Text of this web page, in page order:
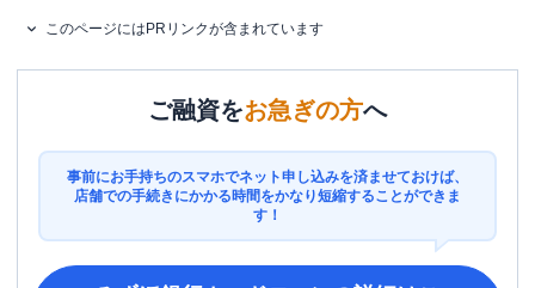
このページにはPRリンクが含まれています
ご融資をお急ぎの方へ
事前にお手持ちのスマホでネット申し込みを済ませておけば、
店舗での手続きにかかる時間をかなり短縮することができま
す！